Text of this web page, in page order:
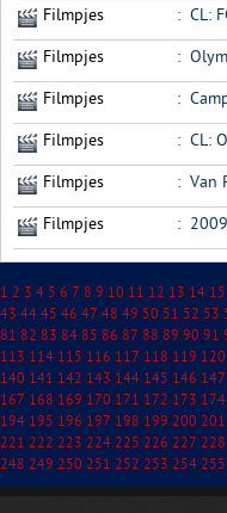
Filmpjes : CL:
Filmpjes :
Filmpjes :
Filmpjes : CL:
Filmpjes : Van
Filmpjes :
1 2 3 4 5 6 7 8 9 10 11 12 13 14 15
43 44 45 46 47 48 49 50 51 52 53
81 82 83 84 85 86 87 88 89 90 91
113 114 115 116 117 118 119 120
140 141 142 143 144 145 146 147
167 168 169 170 171 172 173 174
194 195 196 197 198 199 200 201
221 222 223 224 225 226 227 228
248 249 250 251 252 253 254 255